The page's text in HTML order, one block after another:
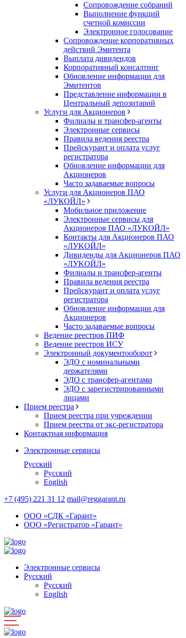
Сопровождение собраний
Выполнение функций
счетной комиссии
Электронное голосование
Сопровождение корпоративных
действий Эмитента
Выплата дивидендов
Корпоративный консалтинг
Обновление информации для
Эмитентов
Представление информации в
Центральный депозитарий
Услуги для Акционеров
Филиалы и трансфер-агенты
Электронные сервисы
Правила ведения реестра
Прейскурант и оплата услуг
регистратора
Обновление информации для
Акционеров
Часто задаваемые вопросы
Услуги для Акционеров ПАО
«ЛУКОЙЛ»
Мобильное приложение
Электронные сервисы для
Акционеров ПАО «ЛУKOЙЛ»
Контакты для Акционеров ПАО
«ЛУKOЙЛ»
Дивиденды для Акционеров ПАО
«ЛУKOЙЛ»
Филиалы и трансфер-агенты
Правила ведения реестра
Прейскурант и оплата услуг
регистратора
Обновление информации для
Акционеров
Часто задаваемые вопросы
Ведение реестров ПИФ
Ведение реестров ИСУ
Электронный документооборот
ЭДО с номинальными
держателями
ЭДО с трансфер-агентами
ЭДО с зарегистрированными
лицами
Прием реестра
Прием реестра при учреждении
Прием реестра от экс-регистратора
Контактная информация
Электронные сервисы
Русский
Русский
English
+7 (495) 221 31 12 mail@reggarant.ru
ООО «СДК «Гарант»
ООО «Регистратор «Гарант»
Электронные сервисы
Русский
Русский
English